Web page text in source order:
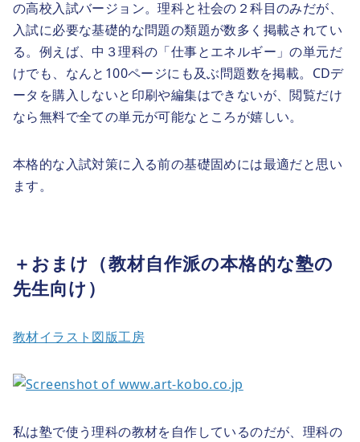
の高校入試バージョン。理科と社会の２科目のみだが、
入試に必要な基礎的な問題の類題が数多く掲載されてい
る。例えば、中３理科の「仕事とエネルギー」の単元だ
けでも、なんと100ページにも及ぶ問題数を掲載。CDデ
ータを購入しないと印刷や編集はできないが、閲覧だけ
なら無料で全ての単元が可能なところが嬉しい。
本格的な入試対策に入る前の基礎固めには最適だと思い
ます。
＋おまけ（教材自作派の本格的な塾の
先生向け）
教材イラスト図版工房
私は塾で使う理科の教材を自作しているのだが、理科の